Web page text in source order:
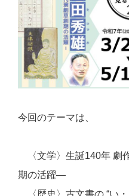
今回のテーマは、
〈文学〉生誕140年 劇
期の活躍―
〈歴史〉古文書の “い